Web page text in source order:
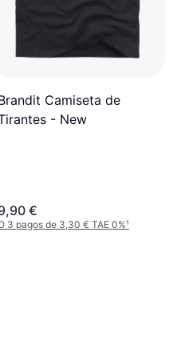
Camiseta de
- New
€
3 pagos de 3,30 € TAE 0%¹